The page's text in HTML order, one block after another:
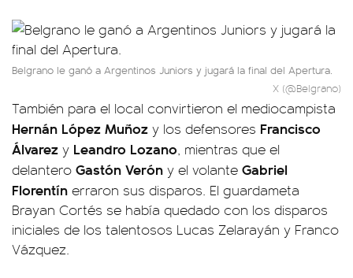
Belgrano le ganó a Argentinos Juniors y jugará la final del Apertura.
X (@Belgrano)
También para el local convirtieron el mediocampista
Hernán López Muñoz y los defensores Francisco
Álvarez y Leandro Lozano, mientras que el
delantero Gastón Verón y el volante Gabriel
Florentín erraron sus disparos. El guardameta
Brayan Cortés se había quedado con los disparos
iniciales de los talentosos Lucas Zelarayán y Franco
Vázquez.